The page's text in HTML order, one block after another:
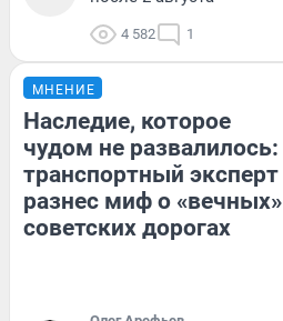
4 582 1
МНЕНИЕ
Наследие, которое
чудом не развалилось:
транспортный эксперт
разнес миф о «вечных»
советских дорогах